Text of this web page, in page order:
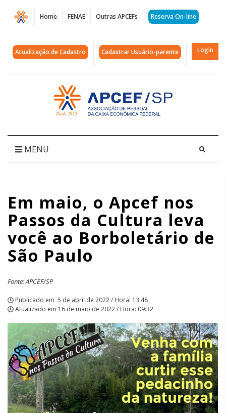
Página
Em
maio,
da
você
ao
Borboletário
de
São
Paulo
|
APCEF/SP
Home FENAE Outras APCEFs Reserva On-line
Atualização de Cadastro Cadastrar Usuário-parente Login
Acessar
página
inicial
MENU
Em maio, o Apcef nos
Passos da Cultura leva
você ao Borboletário de
São Paulo
Fonte: APCEF/SP
Publicado em 5 de abril de 2022 / Hora: 13:48
Atualizado em 16 de maio de 2022 / Hora: 09:32